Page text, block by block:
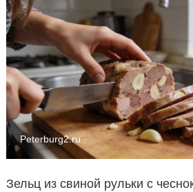
Peterburg2.ru
Зельц из свиной рульки с